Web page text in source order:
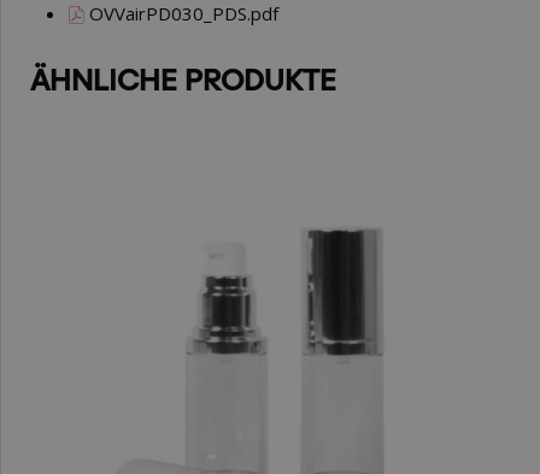
OVVairPD030_PDS.pdf
ÄHNLICHE PRODUKTE